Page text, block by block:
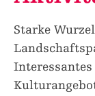
Starke